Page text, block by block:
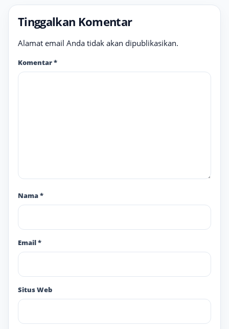
Tinggalkan Komentar
Alamat email Anda tidak akan dipublikasikan.
Komentar*
Nama*
Email*
Situs Web